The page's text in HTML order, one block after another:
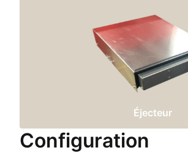
Éjecteur
Configuration